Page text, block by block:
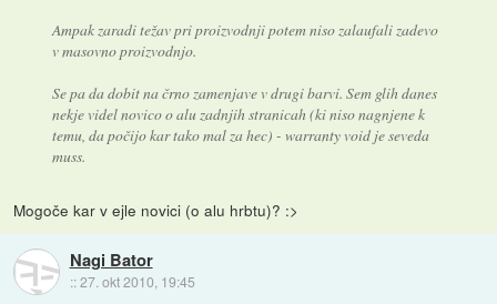
Ampak zaradi težav pri proizvodnji potem niso zalaufali zadevo
v masovno proizvodnjo.
Se pa da dobit na črno zamenjave v drugi barvi. Sem glih danes
nekje videl novico o alu zadnjih stranicah (ki niso nagnjene k
temu, da počijo kar tako mal za hec) - warranty void je seveda
muss.
Mogoče kar v ejle novici (o alu hrbtu)? :>
Nagi Bator
::27. okt 2010, 19:45